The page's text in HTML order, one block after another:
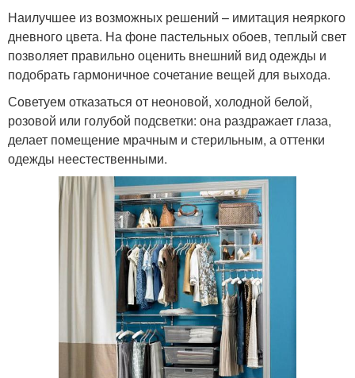
Наилучшее из возможных решений – имитация неяркого
дневного цвета. На фоне пастельных обоев, теплый свет
позволяет правильно оценить внешний вид одежды и
подобрать гармоничное сочетание вещей для выхода.
Советуем отказаться от неоновой, холодной белой,
розовой или голубой подсветки: она раздражает глаза,
делает помещение мрачным и стерильным, а оттенки
одежды неестественными.